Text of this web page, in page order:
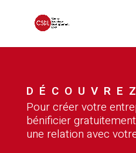
Pour créer votre
bénificier
une relation avec